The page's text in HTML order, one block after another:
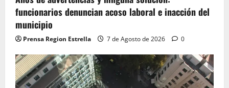
funcionarios denuncian acoso laboral e inacción del
municipio
Prensa Region Estrella 7 de Agosto de 2026 0